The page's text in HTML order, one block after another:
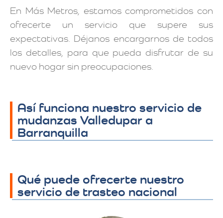
En Más Metros, estamos comprometidos con
ofrecerte un servicio que supere sus
expectativas. Déjanos encargarnos de todos
los detalles, para que pueda disfrutar de su
nuevo hogar sin preocupaciones.
Así funciona nuestro servicio de
mudanzas Valledupar a
Barranquilla
Qué puede ofrecerte nuestro
servicio de trasteo nacional